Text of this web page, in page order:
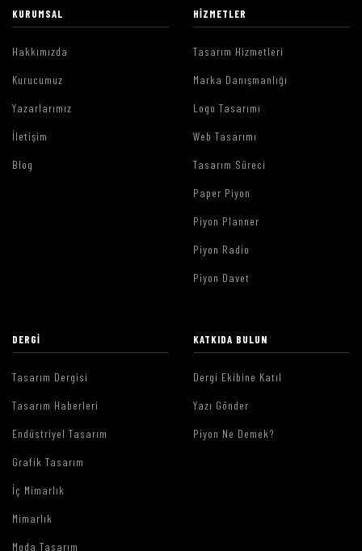
KURUMSAL
Hakkımızda
Kurucumuz
Yazarlarımız
İletişim
Blog
HIZMETLER
Tasarım Hizmetleri
Marka Danışmanlığı
Logo Tasarımı
Web Tasarımı
Tasarım Süreci
Paper Piyon
Piyon Planner
Piyon Radio
Piyon Davet
DERGI
Tasarım Dergisi
Tasarım Haberleri
Endüstriyel Tasarım
Grafik Tasarım
İç Mimarlık
Mimarlık
Moda Tasarım
KATKIDA BULUN
Dergi Ekibine Katıl
Yazı Gönder
Piyon Ne Demek?